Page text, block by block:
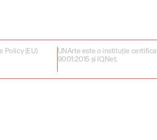
Policy (EU)
UNArte este o instituție
9001:2015 și IQNet.